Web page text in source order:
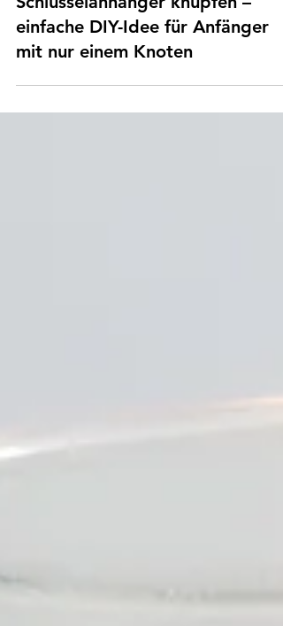
Makramee-Schnecke als
Schlüsselanhänger knüpfen –
einfache DIY-Idee für Anfänger
mit nur einem Knoten